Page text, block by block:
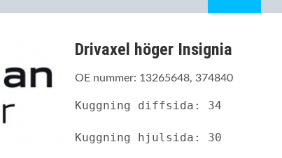
Drivaxel höger Insignia
OE nummer: 13265648, 374840
Kuggning diffsida: 34
Kuggning hjulsida: 30